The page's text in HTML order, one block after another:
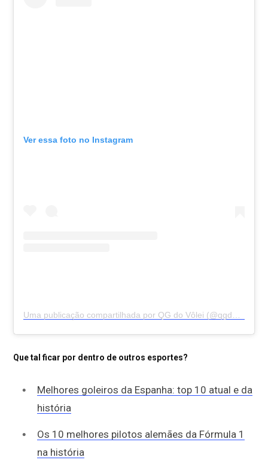
Ver essa foto no Instagram
Que tal ficar por dentro de outros esportes?
Melhores goleiros da Espanha: top 10 atual e da
história
Os 10 melhores pilotos alemães da Fórmula 1
na história